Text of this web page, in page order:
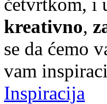
kreativno,
se da ćemo
vam
Inspiracija